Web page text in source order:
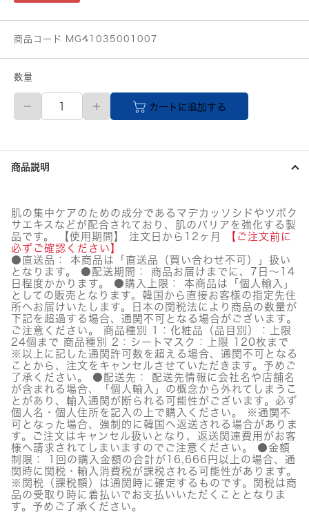
商品コード MG41035001007
数量
【メ
カ
直
送
品】
ジ
ュ
ラ
ン)
タ
ー
ン
オ
ー
バ
ー
ク
リ
ー
ム
個
カートに追加する
商品説明
肌の集中ケアのための成分であるマデカッソシドやツボク
サエキスなどが配合されており、肌のバリアを強化する製
品です。 【使用期間】 注文日から12ヶ月
【ご注文前に
必ずご確認ください】
●直送品： 本商品は「直送品（買い合わせ不可）」扱い
となります。 ●配送期間： 商品お届けまでに、7日～14
日程度かかります。 ●購入上限： 本商品は「個人輸入」
としての販売となります。韓国から直接お客様の指定先住
所へお届けいたします。日本の関税法により商品の数量が
下記を超過する場合、通関不可となる場合がございます。
ご注意ください。 商品種別 1：化粧品（品目別）：上限
24個まで 商品種別 2：シートマスク：上限 120枚まで
※以上に記した通関許可数を超える場合、通関不可となる
ことから、注文をキャンセルさせていただきます。予めご
了承ください。 ●配送先： 配送先情報に会社名や店舗名
が含まれる場合、「個人輸入」の概念から外れてしまうこ
とがあり、輸入通関が断られる可能性がございます。必ず
個人名・個人住所を記入の上で購入ください。 ※通関不
可となった場合、強制的に韓国へ返送される場合がありま
す。ご注文はキャンセル扱いとなり、返送関連費用がお客
様へ請求されてしまいますのでご注意ください。 ●金額
制限： 1回の購入金額の合計が16,666円以上の場合、通
関時に関税・輸入消費税が課税される可能性があります。
※関税（課税額）は通関時に確定するものです。関税は商
品の受取り時に着払いでお支払いいただくこととなりま
す。予めご了承ください。